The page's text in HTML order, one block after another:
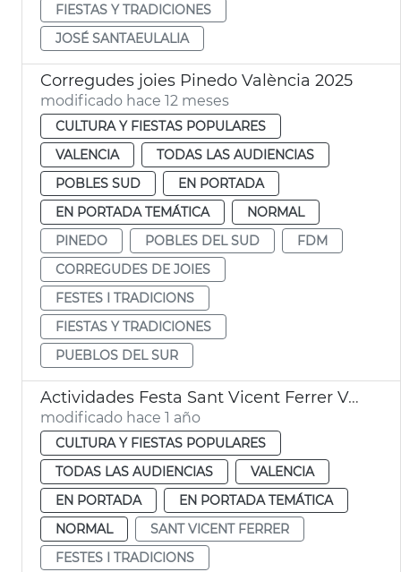
FIESTAS Y TRADICIONES
JOSÉ SANTAEULALIA
Corregudes joies Pinedo València 2025
modificado hace 12 meses
CULTURA Y FIESTAS POPULARES
VALENCIA
TODAS LAS AUDIENCIAS
POBLES SUD
EN PORTADA
EN PORTADA TEMÁTICA
NORMAL
PINEDO
POBLES DEL SUD
FDM
CORREGUDES DE JOIES
FESTES I TRADICIONS
FIESTAS Y TRADICIONES
PUEBLOS DEL SUR
Actividades Festa Sant Vicent Ferrer València
modificado hace 1 año
CULTURA Y FIESTAS POPULARES
TODAS LAS AUDIENCIAS
VALENCIA
EN PORTADA
EN PORTADA TEMÁTICA
NORMAL
SANT VICENT FERRER
FESTES I TRADICIONS